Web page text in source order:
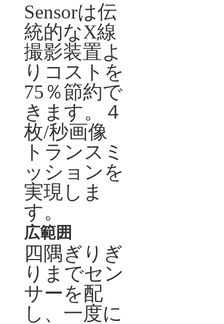
Sensorは伝
統的なX線
撮影装置よ
りコストを
75 ％節約で
きます。４
枚/秒画像
トランスミ
ッションを
実現しま
す。
広範囲
四隅ぎりぎ
りまでセン
サーを配
し、一度に